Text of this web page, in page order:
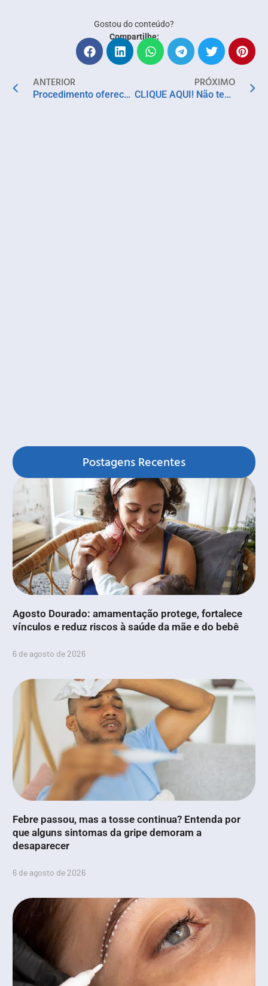
Gostou do conteúdo?
Compartilhe:
ANTERIOR
Procedimento oferece nova alternativa no controle da hipertensão resistente
PRÓXIMO
CLIQUE AQUI! Não tem espetáculos em cartaz neste final de semana, mas você já pode se programar
Postagens Recentes
Agosto Dourado: amamentação protege, fortalece
vínculos e reduz riscos à saúde da mãe e do bebê
6 de agosto de 2026
Febre passou, mas a tosse continua? Entenda por
que alguns sintomas da gripe demoram a
desaparecer
6 de agosto de 2026